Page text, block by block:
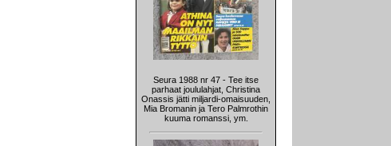
Seura 1988 nr 47 - Tee itse
parhaat joululahjat, Christina
Onassis jätti miljardi-omaisuuden,
Mia Bromanin ja Tero Palmrothin
kuuma romanssi, ym.